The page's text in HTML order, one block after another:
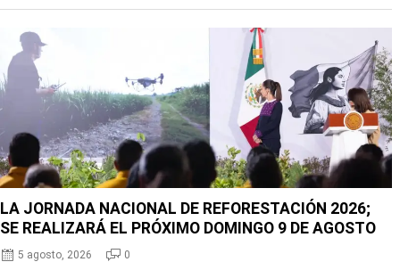
LA JORNADA NACIONAL DE REFORESTACIÓN 2026;
SE REALIZARÁ EL PRÓXIMO DOMINGO 9 DE AGOSTO
5 agosto, 2026 0